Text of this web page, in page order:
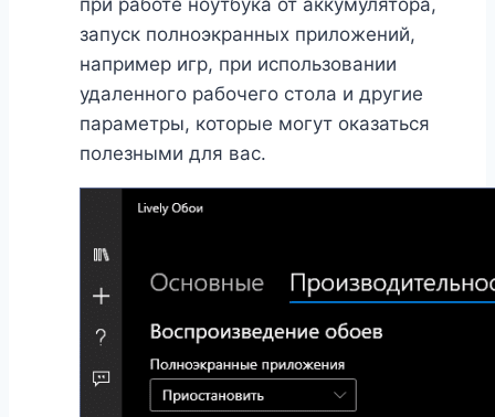
запуск полноэкранных приложений,
например игр, при использовании
удаленного рабочего стола и другие
параметры, которые могут оказаться
полезными для вас.